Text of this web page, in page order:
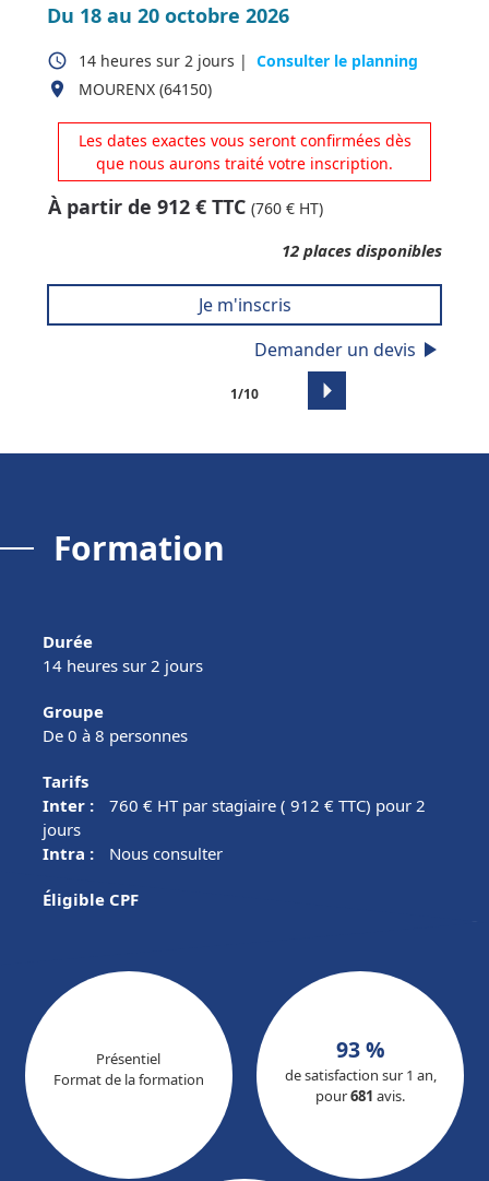
Du 18 au 20 octobre 2026
access_time 14 heuressur 2 jours | Consulter le planning
place
MOURENX (64150)
Les dates exactes vous seront confirmées dès
que nous aurons traité votre inscription.
À partir de912€ TTC(760 € HT)
12 places disponibles
Je m'inscris
Demander un devis play_arrow
arrow_right
1/10
Présentiel
Format de la formation
93 %
de satisfaction sur 1 an,
pour681 avis.
Formation
Durée
14 heures sur 2 jours
Groupe
De 0 à 8 personnes
Tarifs
Inter :
760€ HT par stagiaire ( 912 € TTC) pour2
jours
Intra :
Nous consulter
Éligible CPF